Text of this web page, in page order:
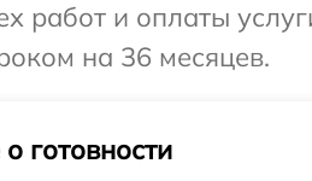
работ и оплаты
на 36 месяцев.
готовности